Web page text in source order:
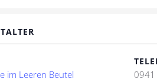
im Leeren Beutel